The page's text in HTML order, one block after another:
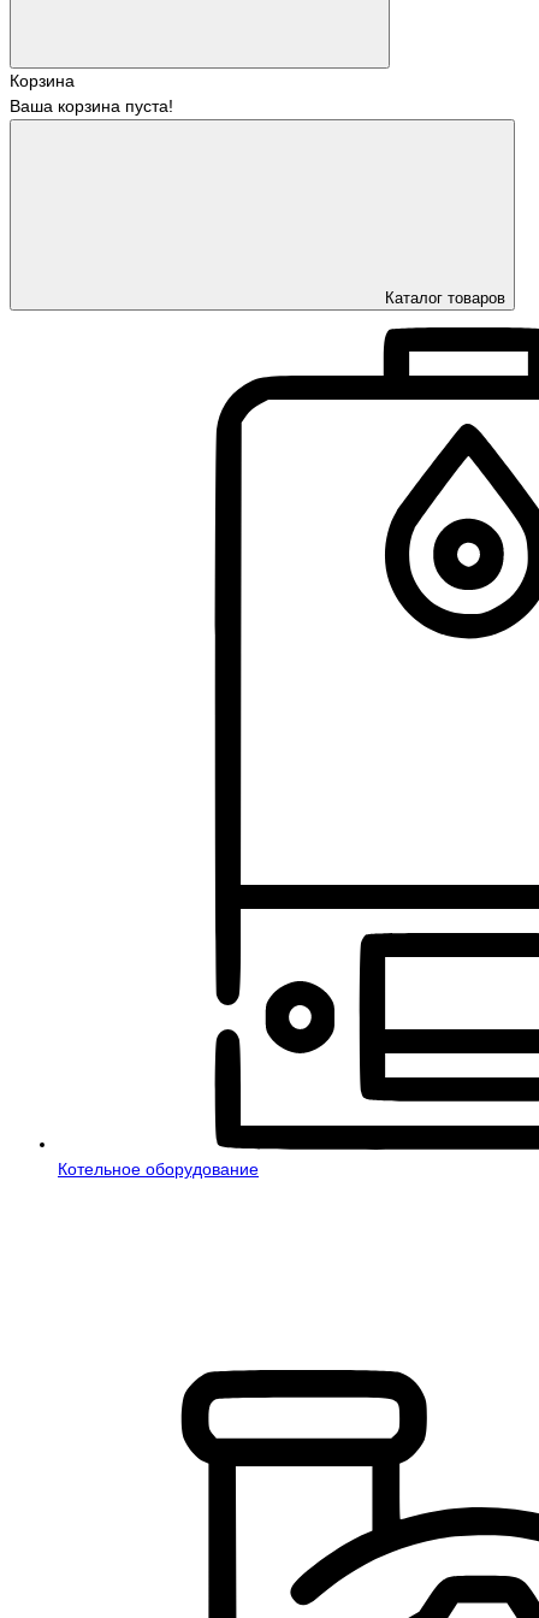
Корзина
Ваша корзина пуста!
Каталог товаров
Котельное оборудование